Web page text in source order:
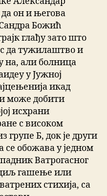
он и његова
Божић
глађу зато што
да тужилаштво и
на, али болница
у Јужној
икад
може добити
исхрани
с високом
Б, док је други
обожава у једном
Ватрогасног
гашење или
стихија, са